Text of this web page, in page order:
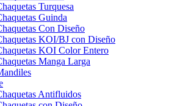
Turquesa
Guinda
Con Diseño
KOI/BJ con Diseño
KOI Color Entero
Manga Larga
Antifluidos